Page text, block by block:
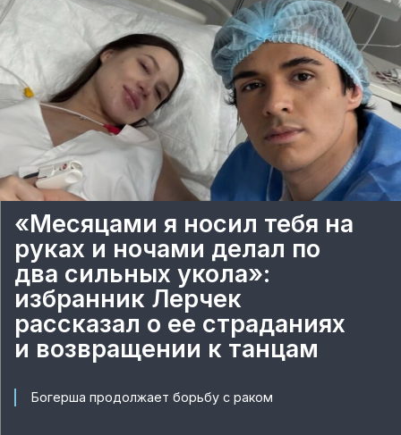
«Месяцами я носил тебя на
руках и ночами делал по
два сильных укола»:
избранник Лерчек
рассказал о ее страданиях
и возвращении к танцам
Богерша продолжает борьбу с раком